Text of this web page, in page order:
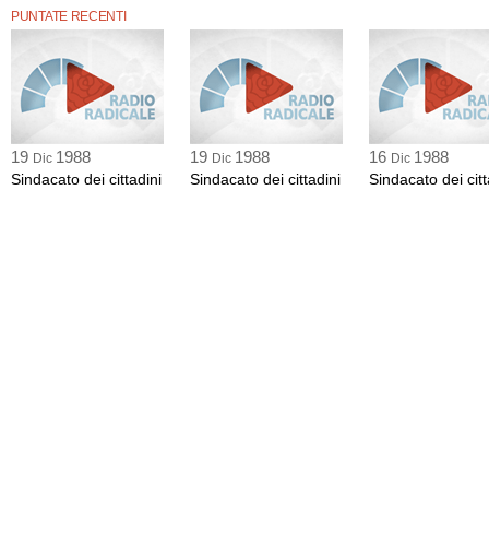
PUNTATE RECENTI
19 Dic 1988
Sindacato dei cittadini
19 Dic 1988
Sindacato dei cittadini
16 Dic 1988
Sindacato dei